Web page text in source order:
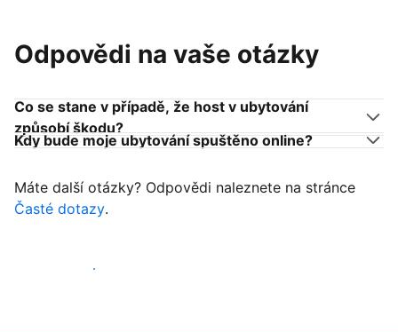
Odpovědi na vaše otázky
Co se stane v případě, že host v ubytování
způsobí škodu?
Kdy bude moje ubytování spuštěno online?
Máte další otázky? Odpovědi naleznete na stránce
Časté dotazy.
Začít přijímat hosty